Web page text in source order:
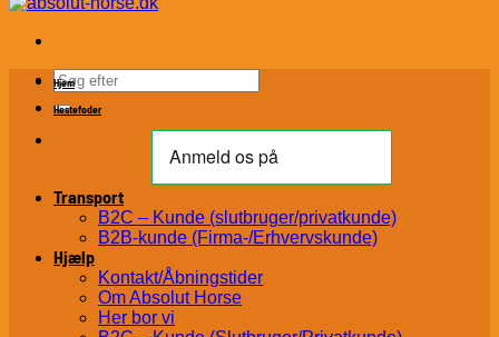
Søg
efter:
Transport
B2C – Kunde (slutbruger/privatkunde)
B2B-kunde (Firma-/Erhvervskunde)
Hjælp
Kontakt/Åbningstider
Om Absolut Horse
Her bor vi
Hjem
Hestefoder